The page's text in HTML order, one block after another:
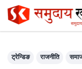
ट्रेन्डिङ राजनीति